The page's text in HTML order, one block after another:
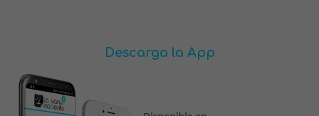
Descarga la App